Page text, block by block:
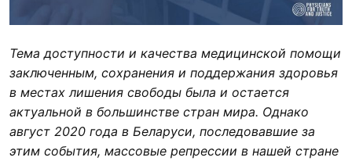
Тема доступности и качества медицинской помощи
заключенным, сохранения и поддержания здоровья
в местах лишения свободы была и остается
актуальной в большинстве стран мира. Однако
август 2020 года в Беларуси, последовавшие за
этим события, массовые репрессии в нашей стране